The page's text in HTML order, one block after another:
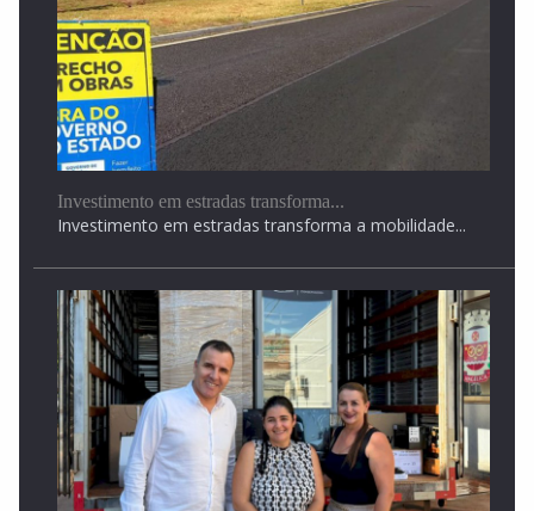
Investimento em estradas transforma...
Investimento em estradas transforma a mobilidade...